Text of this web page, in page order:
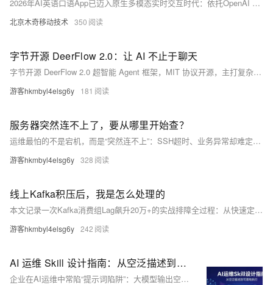
2026年AI英语口语App已迈入原生多模态实时交互时代：依托OpenAI Realtime API、Gemini Live等音频流原生引擎，实现&lt;500ms低延迟对话；融合音素级纠音、动态支架教学、RAG场景库、情感识别与离线轻量化模型，打造具备情感反馈与精准指导的“数字私教”。
北京木奇移动技术 350
字节开源 DeerFlow 2.0：让 AI 不止于聊天
字节开源 DeerFlow 2.0 超智能 Agent 框架，MIT 协议开源，主打复杂长任务处理。依托子智能体、技能流程、沙盒代码执行与跨会话记忆，可自主拆解任务、存文件、定时自动化，适合开发者搭建 AI 工作系统，突破传统单轮对话 AI 局限。
游客hkmbyl4elsg6y 181
服务器突然连不上了，要从哪里开始查？
运维最怕的不是宕机，而是“突然连不上”：SSH超时、业务异常却难定位。本文详解五步排查法——从网络连通性、监控分析、控制台登录、防火墙到容器网络，并强调监控与巡检对早发现、快响应的关键价值。
游客hkmbyl4elsg6y 328
线上Kafka积压后，我是怎么处理的
本文记录一次Kafka消费组Lag飙升20万+的实战排障全过程：从快速定位积压分区、紧急扩容消费者、优化消费参数，到发现Redis大key根因、临时降级、事后加固监控与自动化响应。强调“可观测性+自动化”是应对消息积压的关键。
游客hkmbyl4elsg6y 242
AI 运维 Skill 设计指南：从空泛描述到可落地执行
企业在AI运维中常陷“提示词陷阱”：大模型输出空泛、不稳定。根源在于Skill（运维技能包）设计缺失标准化——它不是角色描述，而是可复用、可执行、可审计的任务包，涵盖触发条件、细化流程、真实环境材料与安全禁令。立维助力中小企业从低风险场景起步，构建贴合业务的AI运维体系。